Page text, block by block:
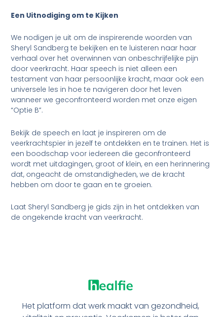
Een Uitnodiging om te Kijken
We nodigen je uit om de inspirerende woorden van
Sheryl Sandberg te bekijken en te luisteren naar haar
verhaal over het overwinnen van onbeschrijfelijke pijn
door veerkracht. Haar speech is niet alleen een
testament van haar persoonlijke kracht, maar ook een
universele les in hoe te navigeren door het leven
wanneer we geconfronteerd worden met onze eigen
“Optie B”.
Bekijk de speech en laat je inspireren om de
veerkrachtspier in jezelf te ontdekken en te trainen. Het is
een boodschap voor iedereen die geconfronteerd
wordt met uitdagingen, groot of klein, en een herinnering
dat, ongeacht de omstandigheden, we de kracht
hebben om door te gaan en te groeien.
Laat Sheryl Sandberg je gids zijn in het ontdekken van
de ongekende kracht van veerkracht.
Het platform dat werk maakt van gezondheid,